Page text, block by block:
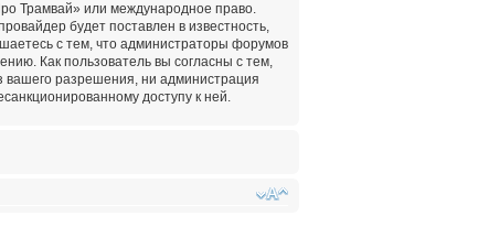
Трамвай» или международное право.
будет поставлен в известность,
с тем, что администраторы форумов
Как пользователь вы согласны с тем,
вашего разрешения, ни администрация
доступу к ней.